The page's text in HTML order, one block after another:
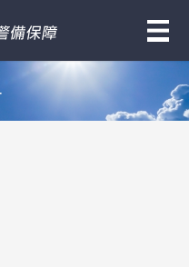
メ